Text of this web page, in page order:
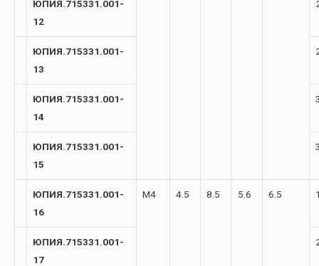
ЮПИЯ.715331.001-
12
ЮПИЯ.715331.001-
13
ЮПИЯ.715331.001-
14
ЮПИЯ.715331.001-
15
ЮПИЯ.715331.001-
16
М4 4.5 8.5 5.6 6.5
ЮПИЯ.715331.001-
17